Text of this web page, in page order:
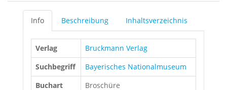
Info Beschreibung Inhaltsverzeichnis
Verlag
Bruckmann Verlag
Suchbegriff
Bayerisches Nationalmuseum
Buchart
Broschüre